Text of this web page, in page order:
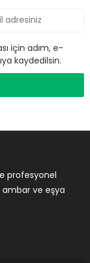
için adım, e-
kaydedilsin.
profesyonel
ambar ve eşya